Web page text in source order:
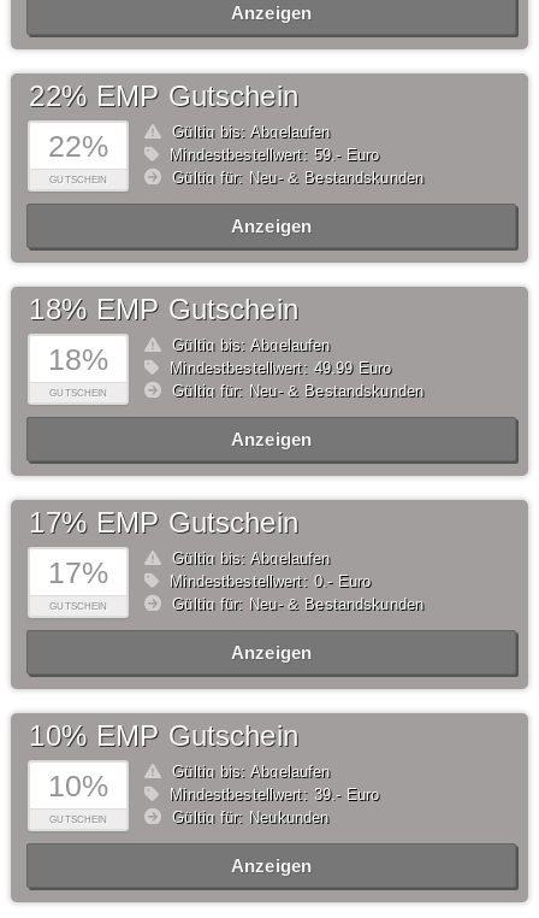
Anzeigen
22%
GUTSCHEIN
22% EMP Gutschein
Gültig bis: Abgelaufen
Mindestbestellwert: 59,- Euro
Gültig für: Neu- & Bestandskunden
Anzeigen
18%
GUTSCHEIN
18% EMP Gutschein
Gültig bis: Abgelaufen
Mindestbestellwert: 49,99 Euro
Gültig für: Neu- & Bestandskunden
Anzeigen
17%
GUTSCHEIN
17% EMP Gutschein
Gültig bis: Abgelaufen
Mindestbestellwert: 0,- Euro
Gültig für: Neu- & Bestandskunden
Anzeigen
10%
GUTSCHEIN
10% EMP Gutschein
Gültig bis: Abgelaufen
Mindestbestellwert: 39,- Euro
Gültig für: Neukunden
Anzeigen